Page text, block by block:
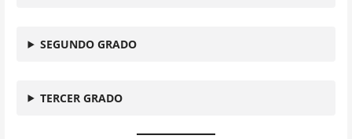
SEGUNDO GRADO
TERCER GRADO